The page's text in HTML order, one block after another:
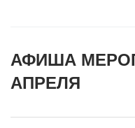
АФИША
АПРЕЛЯ